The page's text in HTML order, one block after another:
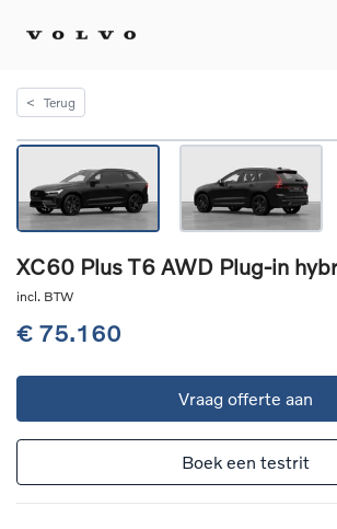
< Terug
XC60 Plus T6 AWD Plug-in
incl. BTW
€ 75.160
Vraag offerte aan
Boek een testrit